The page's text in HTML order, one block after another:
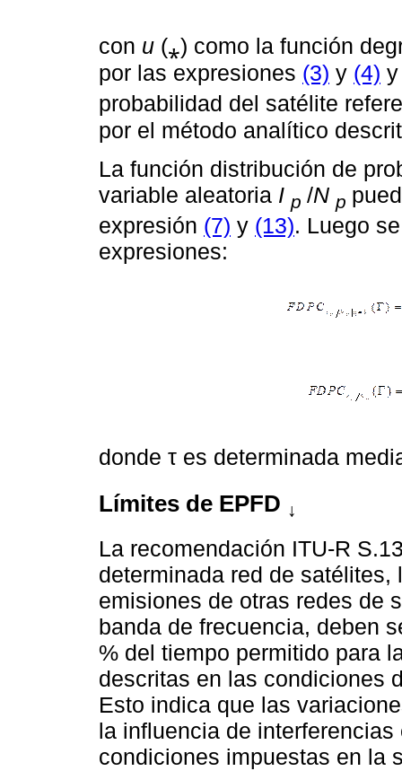
con u (⁎) como la función
por las expresiones (3) y (4)
probabilidad del satélite
por el método analítico
La función distribución de
variable aleatoria I p /N p
expresión (7) y (13). Luego
expresiones:
donde τ es determinada
Límites de EPFD ↓
La recomendación ITU-R
determinada red de
emisiones de otras redes de
banda de frecuencia, deben
% del tiempo permitido para
descritas en las condiciones
Esto indica que las
la influencia de
condiciones impuestas en la